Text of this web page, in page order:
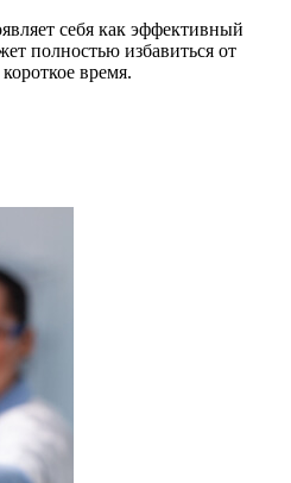
себя как эффективный
полностью избавиться от
время.